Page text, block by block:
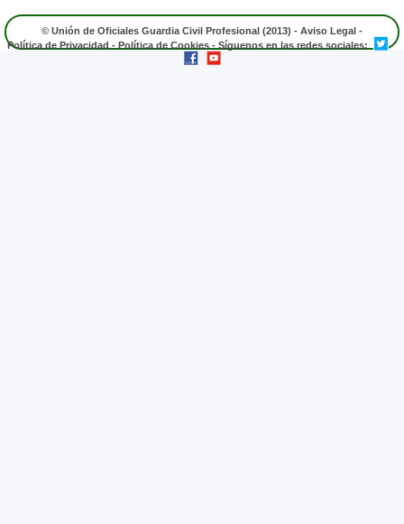
© Unión de Oficiales Guardia Civil Profesional (2013) - Aviso Legal -
Política de Privacidad - Política de Cookies - Síguenos en las redes sociales: